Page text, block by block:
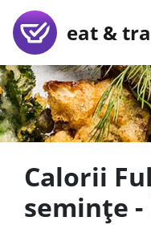
eat &
Calorii
semințe -